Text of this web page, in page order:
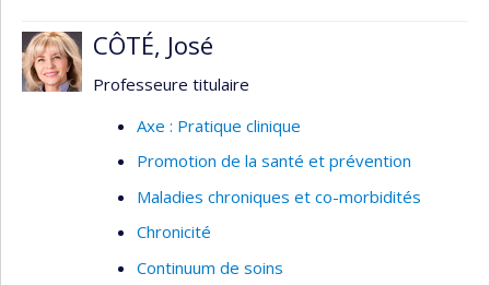
Discipline infirmière et Écoles de la pensée
infirmière
CÔTÉ, José
Professeure titulaire
Axe : Pratique clinique
Promotion de la santé et prévention
Maladies chroniques et co-morbidités
Chronicité
Continuum de soins